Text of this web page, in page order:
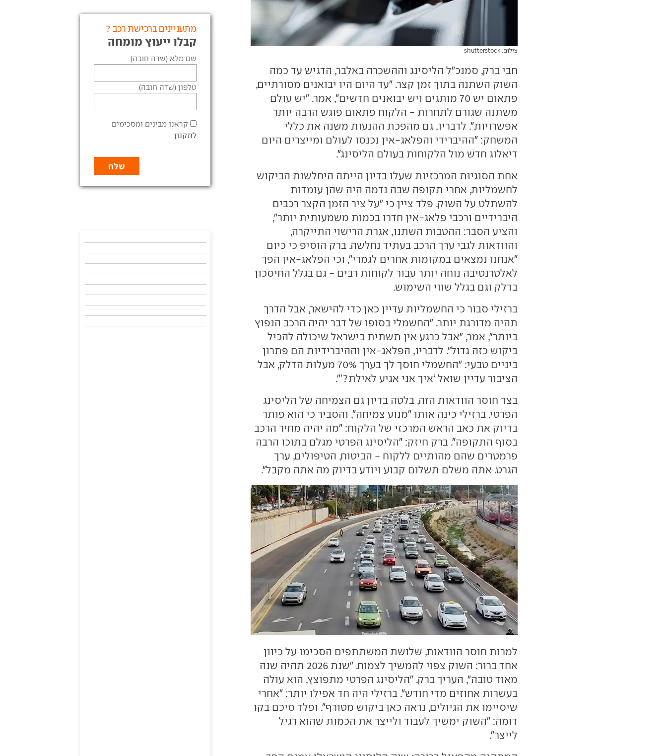
צילום: shutterstock
חבי ברק, סמנכ"ל הליסינג וההשכרה באלבר, הדגיש עד כמה
השוק השתנה בתוך זמן קצר. "עד היום היו יבואנים מסורתיים,
פתאום יש 70 מותגים ויש יבואנים חדשים", אמר. "יש עולם
משתנה שגורם לתחרות - הלקוח פתאום פוגש הרבה יותר
אפשרויות". לדבריו, גם מהפכת ההנעות משנה את כללי
המשחק: "ההיברידי והפלאג-אין נכנסו לעולם ומייצרים היום
דיאלוג חדש מול הלקוחות בעולם הליסינג".
אחת הסוגיות המרכזיות שעלו בדיון הייתה היחלשות הביקוש
לחשמליות, אחרי תקופה שבה נדמה היה שהן עומדות
להשתלט על השוק. פלד ציין כי "על ציר הזמן הקצר רכבים
היברידיים ורכבי פלאג-אין חדרו בכמות משמעותית יותר",
והציע הסבר: ההטבות השתנו, אגרת הרישוי התייקרה,
והוודאות לגבי ערך הרכב בעתיד נחלשה. ברק הוסיפ כי כיום
"אנחנו נמצאים במקומות אחרים לגמרי", וכי הפלאג-אין הפך
לאלטרנטיבה נוחה יותר עבור לקוחות רבים - גם בגלל החיסכון
בדלק וגם בגלל שווי השימוש.
ברזילי סבור כי החשמליות עדיין כאן כדי להישאר, אבל הדרך
תהיה מדורגת יותר. "החשמלי בסופו של דבר יהיה הרכב הנפוץ
ביותר", אמר, "אבל כרגע אין תשתית בישראל שיכולה להכיל
ביקוש כזה גדול". לדבריו, הפלאג-אין וההיברידיות הם פתרון
ביניים טבעי: "החשמלי חוסך לך בערך 70% מעלות הדלק, אבל
הציבור עדיין שואל ‘איך אני אגיע לאילת?’".
בצד חוסר הוודאות הזה, בלטה בדיון גם הצמיחה של הליסינג
הפרטי. ברזילי כינה אותו "מנוע צמיחה", והסביר כי הוא פותר
בדיוק את כאב הראש המרכזי של הלקוח: "מה יהיה מחיר הרכב
בסוף התקופה". ברק חיזק: "הליסינג הפרטי מגלם בתוכו הרבה
פרמטרים שהם מהותיים ללקוח - הביטוח, הטיפולים, ערך
הגרט. אתה משלם תשלום קבוע ויודע בדיוק מה אתה מקבל".
למרות חוסר הוודאות, שלושת המשתתפים הסכימו על כיוון
אחד ברור: השוק צפוי להמשיך לצמוח. "שנת 2026 תהיה שנה
מאוד טובה", העריך ברק. "הליסינג הפרטי מתפוצץ, הוא עולה
בעשרות אחוזים מדי חודש". ברזילי היה חד אפילו יותר: "אחרי
שיסיימו את הגיולים, נראה כאן ביקוש מטורף". ופלד סיכם בקו
דומה: "השוק ימשיך לעבוד ולייצר את הכמות שהוא רגיל
לייצר".
מתעניינים ברכישת רכב ?
קבלו ייעוץ מומחה
שם מלא (שדה חובה)
טלפון (שדה חובה)
קראנו מבינים ומסכימים
לתקנון